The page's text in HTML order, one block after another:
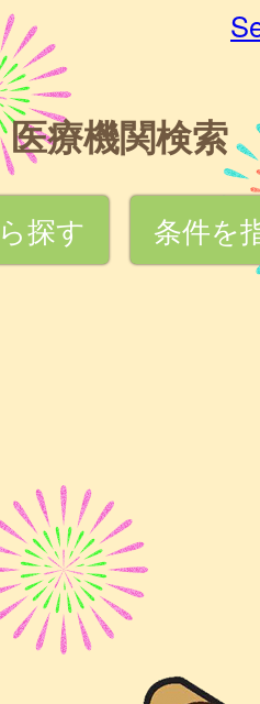
医療機関検索
探す 条件を